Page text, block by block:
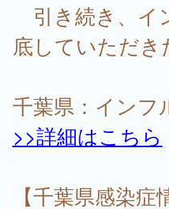
引き続き、イ
底していただき
千葉県：インフ
>>詳細はこちら
【千葉県感染症